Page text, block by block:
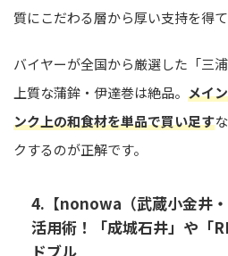
質にこだわる層から厚い支持を得て
バイヤーが全国から厳選した「三
上質な蒲鉾・伊達巻は絶品。 メイ
ンク上の和食材を単品で買い足す
クするのが正解です。
4.【nonowa（武蔵小金井
活用術！「成城石井」や「
ドブル